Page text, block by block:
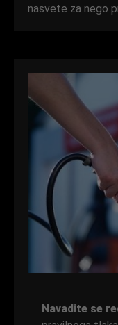
nasvete za nego
Navadite se